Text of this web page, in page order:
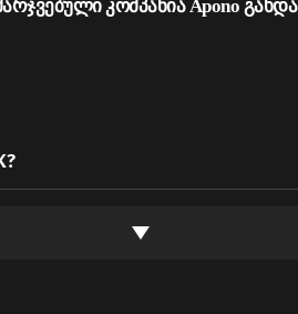
კომპანია Apono გახდა